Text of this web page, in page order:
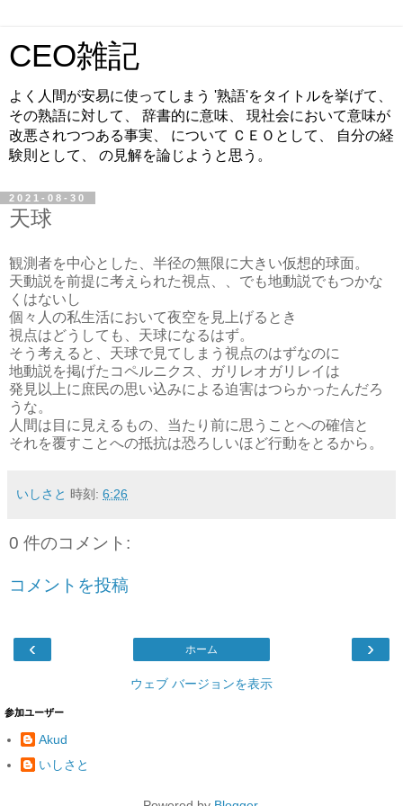
CEO雑記
よく人間が安易に使ってしまう '熟語'をタイトルを挙げて、
その熟語に対して、 辞書的に意味、 現社会において意味が
改悪されつつある事実、 について ＣＥＯとして、 自分の経
験則として、 の見解を論じようと思う。
2021-08-30
天球
観測者を中心とした、半径の無限に大きい仮想的球面。
天動説を前提に考えられた視点、、でも地動説でもつかな
くはないし
個々人の私生活において夜空を見上げるとき
視点はどうしても、天球になるはず。
そう考えると、天球で見てしまう視点のはずなのに
地動説を掲げたコペルニクス、ガリレオガリレイは
発見以上に庶民の思い込みによる迫害はつらかったんだろ
うな。
人間は目に見えるもの、当たり前に思うことへの確信と
それを覆すことへの抵抗は恐ろしいほど行動をとるから。
いしさと 時刻: 6:26
0 件のコメント:
コメントを投稿
‹ ›
ホーム
ウェブ バージョンを表示
参加ユーザー
Akud
いしさと